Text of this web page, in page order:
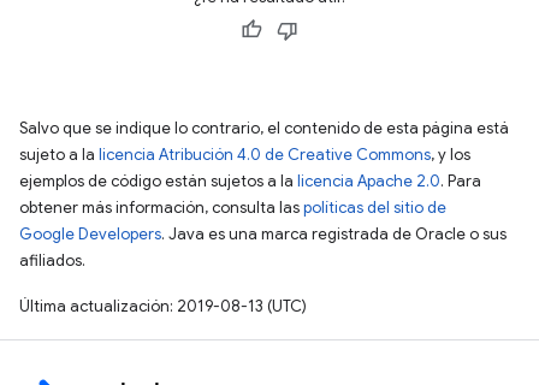
Salvo que se indique lo contrario, el contenido de esta página está
sujeto a la licencia Atribución 4.0 de Creative Commons, y los
ejemplos de código están sujetos a la licencia Apache 2.0. Para
obtener más información, consulta laspolíticas del sitio de
Google Developers. Java es una marca registrada de Oracle o sus
afiliados.
Última actualización: 2019-08-13 (UTC)